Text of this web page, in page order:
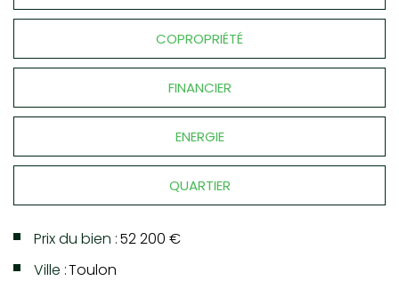
COPROPRIÉTÉ
FINANCIER
ENERGIE
QUARTIER
Prix du bien :52 200 €
Ville :Toulon